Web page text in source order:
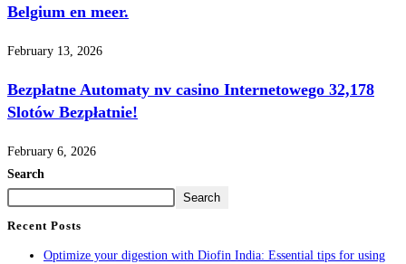
Belgium en meer.
February 13, 2026
Bezpłatne Automaty nv casino Internetowego 32,178
Slotów Bezpłatnie!
February 6, 2026
Search
Search
Recent Posts
Optimize your digestion with Diofin India: Essential tips for using